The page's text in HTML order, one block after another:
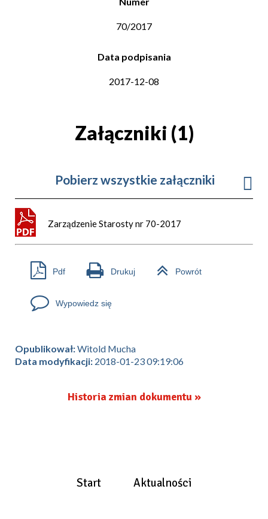
70/2017
Data podpisania
2017-12-08
Załączniki (1)
Pobierz wszystkie załączniki
Zarządzenie Starosty nr 70-2017
Pdf Drukuj Powrót
Wypowiedz się
Opublikował:Witold Mucha
Data modyfikacji: 2018-01-23 09:19:06
Historia zmian dokumentu »
Start Aktualności